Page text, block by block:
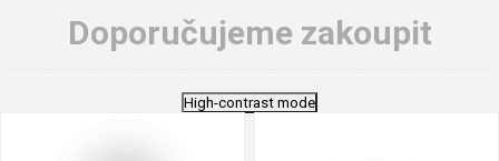
Doporučujeme zakoupit
High-contrast mode